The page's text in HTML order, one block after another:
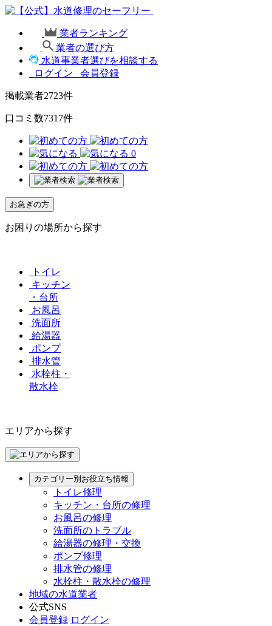
業者ランキング
業者の選び方
水道事業者選びを相談する
ログイン
会員登録
掲載業者2723件
口コミ数7317件
0
お急ぎの方
お困りの場所から探す
トイレ
キッチン
・台所
お風呂
洗面所
給湯器
ポンプ
排水管
水栓柱・
散水栓
エリアから探す
カテゴリー別お役立ち情報
トイレ修理
キッチン・台所の修理
お風呂の修理
洗面所のトラブル
給湯器の修理・交換
ポンプ修理
排水管の修理
水栓柱・散水栓の修理
地域の水道業者
公式SNS
会員登録 ログイン